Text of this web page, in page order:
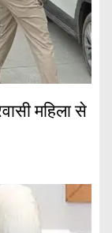
महिला से